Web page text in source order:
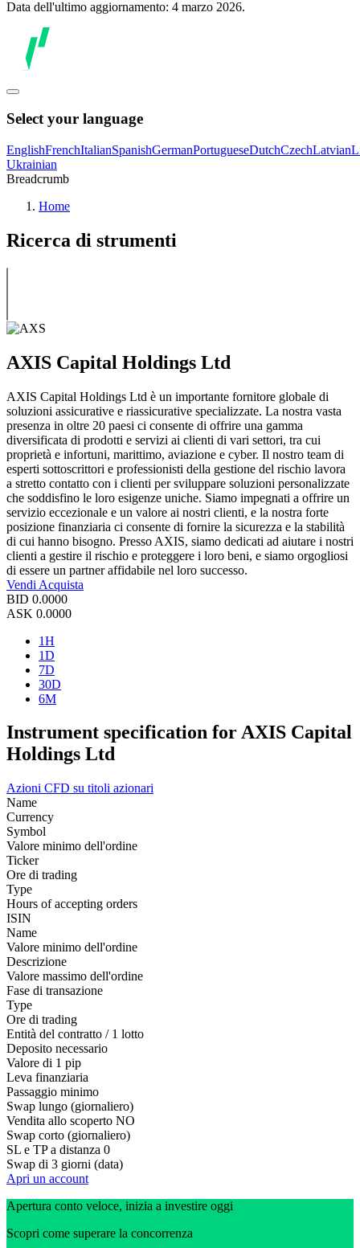
Data dell'ultimo aggiornamento: 4 marzo 2026.
Select your language
EnglishFrenchItalianSpanishGermanPortugueseDutchCzechLatvian
Ukrainian
Breadcrumb
Home
Ricerca di strumenti
AXIS Capital Holdings Ltd
AXIS Capital Holdings Ltd è un importante fornitore globale di
soluzioni assicurative e riassicurative specializzate. La nostra vasta
presenza in oltre 20 paesi ci consente di offrire una gamma
diversificata di prodotti e servizi ai clienti di vari settori, tra cui
proprietà e infortuni, marittimo, aviazione e cyber. Il nostro team di
esperti sottoscrittori e professionisti della gestione del rischio lavora
a stretto contatto con i clienti per sviluppare soluzioni personalizzate
che soddisfino le loro esigenze uniche. Siamo impegnati a offrire un
servizio eccezionale e un valore ai nostri clienti, e la nostra forte
posizione finanziaria ci consente di fornire la sicurezza e la stabilità
di cui hanno bisogno. Presso AXIS, siamo dedicati ad aiutare i nostri
clienti a gestire il rischio e proteggere i loro beni, e siamo orgogliosi
di essere un partner affidabile nel loro successo.
Vendi Acquista
BID 0.0000
ASK 0.0000
1H
1D
7D
30D
6M
Instrument specification for AXIS Capital
Holdings Ltd
Azioni CFD su titoli azionari
Name
Currency
Symbol
Valore minimo dell'ordine
Ticker
Ore di trading
Type
Hours of accepting orders
ISIN
Name
Valore minimo dell'ordine
Descrizione
Valore massimo dell'ordine
Fase di transazione
Type
Ore di trading
Entità del contratto / 1 lotto
Deposito necessario
Valore di 1 pip
Leva finanziaria
Passaggio minimo
Swap lungo (giornaliero)
Vendita allo scoperto NO
Swap corto (giornaliero)
SL e TP a distanza 0
Swap di 3 giorni (data)
Apri un account
Apertura conto veloce, inizia a investire oggi
Scopri come superare la concorrenza